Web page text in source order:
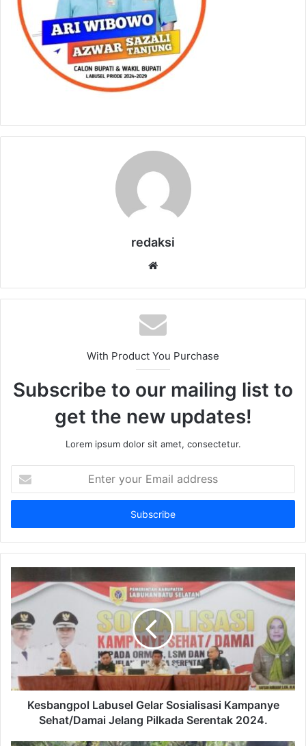
redaksi
With Product You Purchase
Subscribe to our mailing list to
get the new updates!
Lorem ipsum dolor sit amet, consectetur.
your
Email
Kesbangpol Labusel Gelar Sosialisasi Kampanye
Sehat/Damai Jelang Pilkada Serentak 2024.